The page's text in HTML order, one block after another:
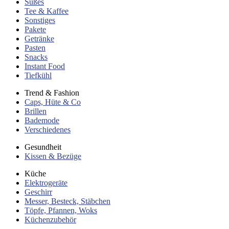
Süßes
Tee & Kaffee
Sonstiges
Pakete
Getränke
Pasten
Snacks
Instant Food
Tiefkühl
Trend & Fashion
Caps, Hüte & Co
Brillen
Bademode
Verschiedenes
Gesundheit
Kissen & Bezüge
Küche
Elektrogeräte
Geschirr
Messer, Besteck, Stäbchen
Töpfe, Pfannen, Woks
Küchenzubehör